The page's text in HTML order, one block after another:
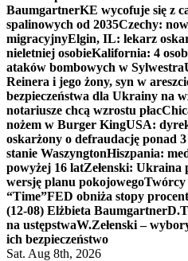
BaumgartnerKE wycofuje się z
spalinowych od 2035Czechy:
migracyjnyElgin, IL: lekarz
nieletniej osobieKalifornia: 4
ataków bombowych w Sylwestra
Reinera i jego żony, syn w
bezpieczeństwa dla Ukrainy na
notariusze chcą wzrostu płac
nożem w Burger KingUSA:
oskarżony o defraudację ponad
stanie WaszyngtonHiszpania:
powyżej 16 latZełenski: Ukraina
wersję planu pokojowegoTwórcy
“Time”FED obniża stopy
(12-08) Elżbieta Baumgartner
na ustępstwaW.Zełenski –
ich bezpieczeństwo
Sat. Aug 8th, 2026